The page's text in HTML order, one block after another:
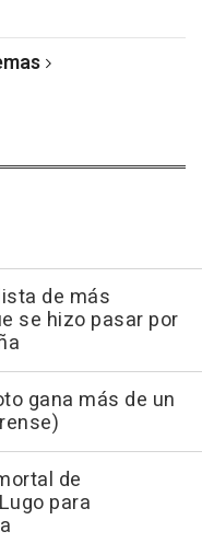
de más
se hizo pasar por
gana más de un
de
para